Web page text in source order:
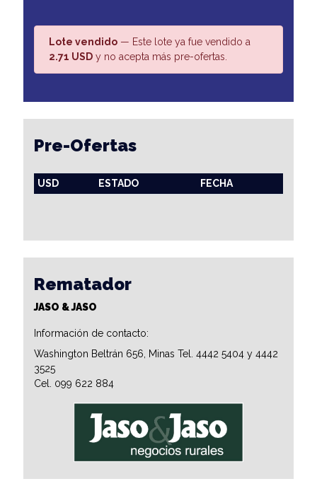
Lote vendido — Este lote ya fue vendido a
2.71 USD y no acepta más pre-ofertas.
Pre-Ofertas
USD ESTADO FECHA
Rematador
JASO & JASO
Información de contacto:
Washington Beltrán 656, Minas Tel. 4442 5404 y 4442
3525
Cel. 099 622 884